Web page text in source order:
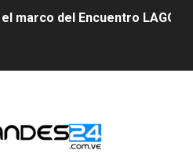
marco del Encuentro LAGO
apadrina a más de 993